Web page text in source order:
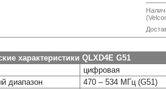
характеристики QLXD4E G51
цифровая
диапазон
470 – 534 МГц (G51)